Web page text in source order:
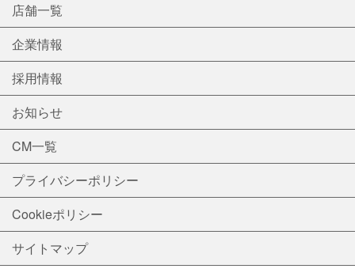
店舗一覧
企業情報
採用情報
お知らせ
CM一覧
プライバシーポリシー
Cookieポリシー
サイトマップ